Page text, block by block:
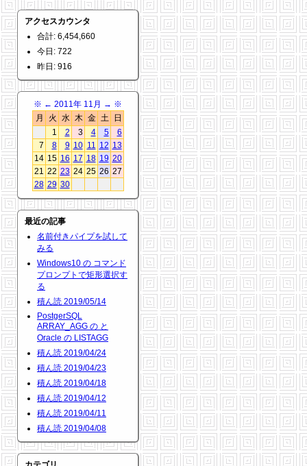
アクセスカウンタ
合計: 6,454,660
今日: 722
昨日: 916
※ ← 2011年 11月 → ※
月
火 水 木 金 土
日
1
2 3 4 5
6
7
8 9 10 11 12 13
14 15 16 17 18 19 20
21 22 23 24 25 26 27
28 29 30
最近の記事
名前付きパイプを試して
みる
Windows10 の コマンド
プロンプトで矩形選択す
る
積ん読 2019/05/14
PostgerSQL
ARRAY_AGG の と
Oracle の LISTAGG
積ん読 2019/04/24
積ん読 2019/04/23
積ん読 2019/04/18
積ん読 2019/04/12
積ん読 2019/04/11
積ん読 2019/04/08